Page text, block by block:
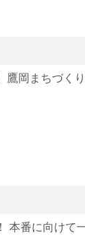
鷹岡まちづく
本番に向けて